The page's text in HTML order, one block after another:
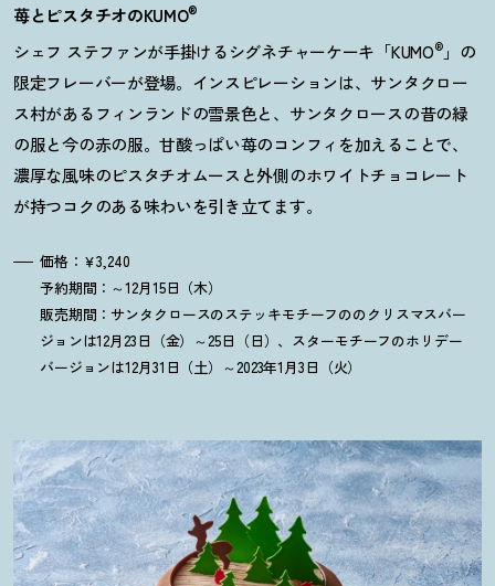
苺とピスタチオのKUMO®
シェフ ステファンが手掛けるシグネチャーケーキ「KUMO® 」の
限定フレーバーが登場。インスピレーションは、サンタクロー
ス村があるフィンランドの雪景色と、サンタクロースの昔の緑
の服と今の赤の服。甘酸っぱい苺のコンフィを加えることで、
濃厚な風味のピスタチオムースと外側のホワイトチョコレート
が持つコクのある味わいを引き立てます。
価格：￥3,240
予約期間：～12月15日（木）
販売期間：サンタクロースのステッキモチーフののクリスマスバー
ジョンは12月23日（金）～25日（日）、スターモチーフのホリデー
バージョンは12月31日（土）～2023年1月3日（火）